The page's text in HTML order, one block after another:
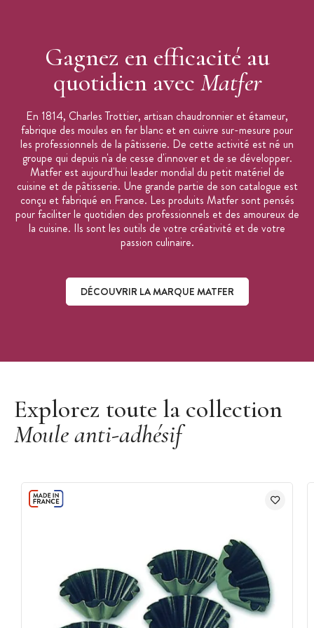
Gagnez en efficacité au
quotidien avec Matfer
En 1814, Charles Trottier, artisan chaudronnier et étameur,
fabrique des moules en fer blanc et en cuivre sur-mesure pour
les professionnels de la pâtisserie. De cette activité est né un
groupe qui depuis n'a de cesse d'innover et de se développer.
Matfer est aujourd'hui leader mondial du petit matériel de
cuisine et de pâtisserie. Une grande partie de son catalogue est
conçu et fabriqué en France. Les produits Matfer sont pensés
pour faciliter le quotidien des professionnels et des amoureux de
la cuisine. Ils sont les outils de votre créativité et de votre
passion culinaire.
DÉCOUVRIR LA MARQUE MATFER
Explorez toute la collection
Moule anti-adhésif